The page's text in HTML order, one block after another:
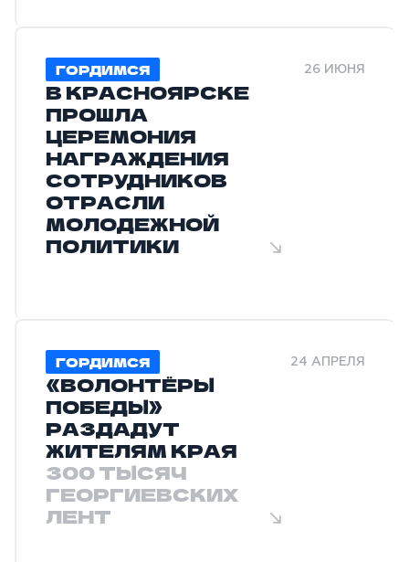
ГОРДИМСЯ 26 ИЮНЯ
В КРАСНОЯРСКЕ
ПРОШЛА
ЦЕРЕМОНИЯ
НАГРАЖДЕНИЯ
СОТРУДНИКОВ
ОТРАСЛИ
МОЛОДЕЖНОЙ
ПОЛИТИКИ
ГОРДИМСЯ 24 АПРЕЛЯ
«ВОЛОНТЁРЫ
ПОБЕДЫ»
РАЗДАДУТ
ЖИТЕЛЯМ КРАЯ
300 ТЫСЯЧ
ГЕОРГИЕВСКИХ
ЛЕНТ